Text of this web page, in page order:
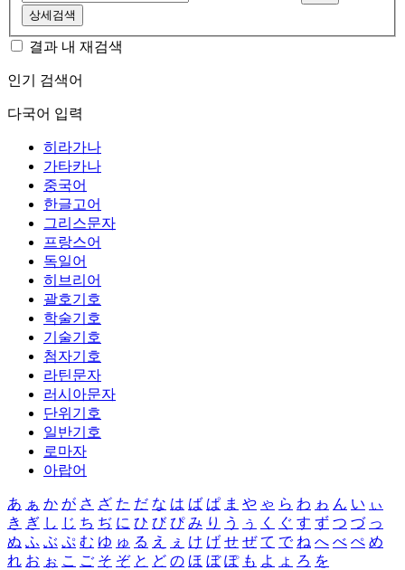
상세검색
결과 내 재검색
인기 검색어
다국어 입력
히라가나
가타카나
중국어
한글고어
그리스문자
프랑스어
독일어
히브리어
괄호기호
학술기호
기술기호
첨자기호
라틴문자
러시아문자
단위기호
일반기호
로마자
아랍어
あ ぁ か が さ ざ た だ な は ば ぱ ま や ゃ ら わ ゎ ん い ぃ
き ぎ し じ ち ぢ に ひ び ぴ み り う ぅ く ぐ す ず つ づ っ
ぬ ふ ぶ ぷ む ゆ ゅ る え ぇ け げ せ ぜ て で ね へ べ ぺ め
れ お ぉ こ ご そ ぞ と ど の ほ ぼ ぽ も よ ょ ろ を